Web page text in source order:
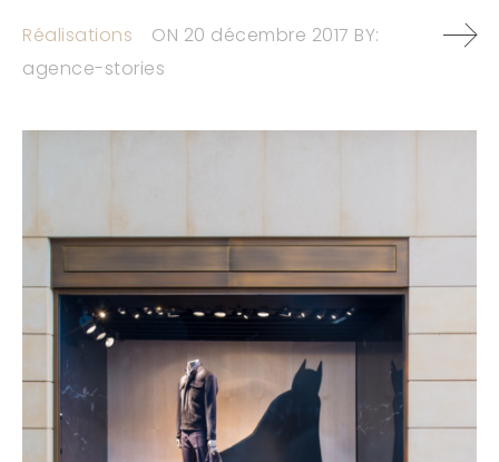
Réalisations ON 20 décembre 2017 BY:
agence-stories